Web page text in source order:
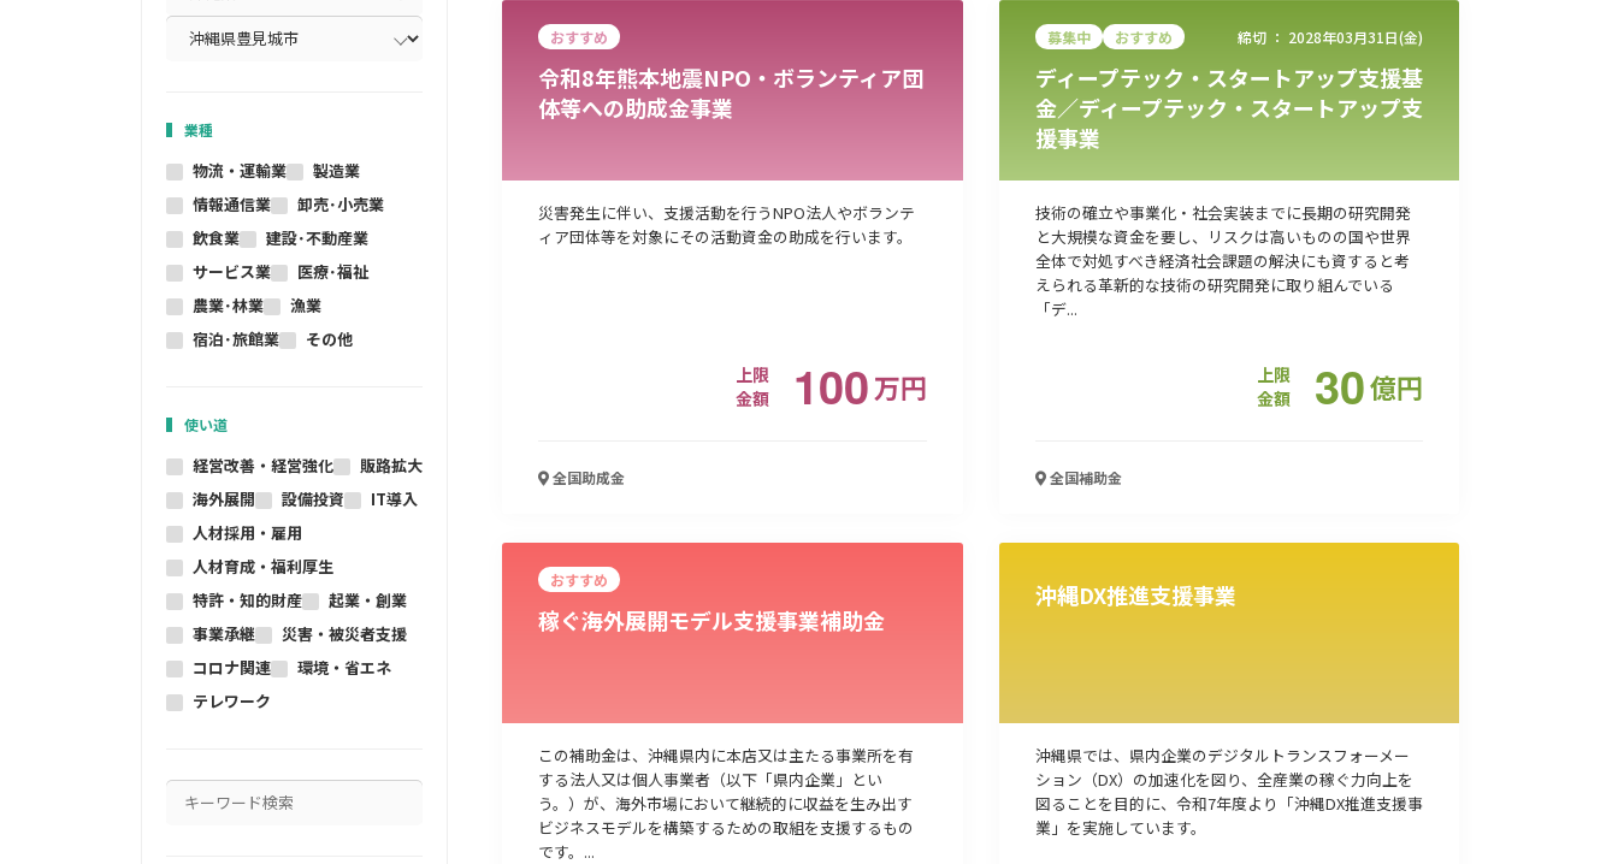
業種
物流・運輸業
製造業
情報通信業
卸売･小売業
飲食業
建設･不動産業
サービス業
医療･福祉
農業･林業
漁業
宿泊･旅館業
その他
使い道
経営改善・経営強化
販路拡大
海外展開
設備投資
IT導入
人材採用・雇用
人材育成・福利厚生
特許・知的財産
起業・創業
事業承継
災害・被災者支援
コロナ関連
環境・省エネ
テレワーク
おすすめ
令和8年熊本地震NPO・ボランティア団
体等への助成金事業
災害発生に伴い、支援活動を行うNPO法人やボランテ
ィア団体等を対象にその活動資金の助成を行います。
上限
金額
100万円
全国助成金
募集中 おすすめ 締切 ： 2028年03月31日(金)
ディープテック・スタートアップ支援基
金／ディープテック・スタートアップ支
援事業
技術の確立や事業化・社会実装までに長期の研究開発
と大規模な資金を要し、リスクは高いものの国や世界
全体で対処すべき経済社会課題の解決にも資すると考
えられる革新的な技術の研究開発に取り組んでいる
「デ...
上限
金額
30億円
全国補助金
おすすめ
稼ぐ海外展開モデル支援事業補助金
この補助金は、沖縄県内に本店又は主たる事業所を有
する法人又は個人事業者（以下「県内企業」とい
う。）が、海外市場において継続的に収益を生み出す
ビジネスモデルを構築するための取組を支援するもの
です。...
沖縄DX推進支援事業
沖縄県では、県内企業のデジタルトランスフォーメー
ション（DX）の加速化を図り、全産業の稼ぐ力向上を
図ることを目的に、令和7年度より「沖縄DX推進支援事
業」を実施しています。